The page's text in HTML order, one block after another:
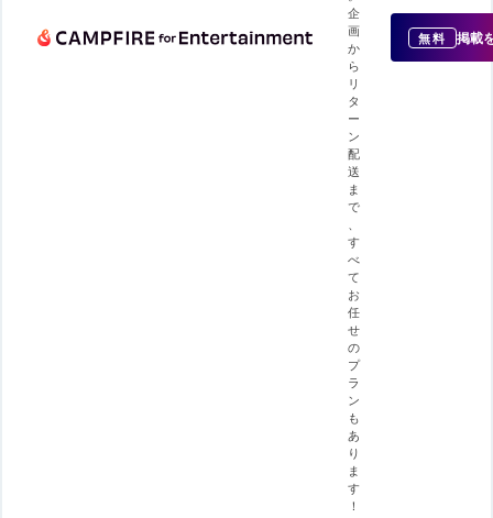
企
画
か
ら
リ
タ
ー
ン
配
送
ま
で
す
べ
て
お
任
せ
の
プ
ラ
ン
も
あ
り
ま
す
！
無料 掲載